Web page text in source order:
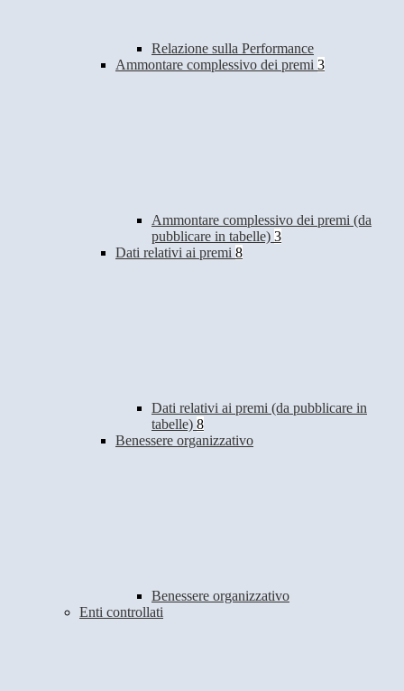
Relazione sulla Performance
Ammontare complessivo dei premi 3
Ammontare complessivo dei premi (da
pubblicare in tabelle) 3
Dati relativi ai premi 8
Dati relativi ai premi (da pubblicare in
tabelle) 8
Benessere organizzativo
Benessere organizzativo
Enti controllati